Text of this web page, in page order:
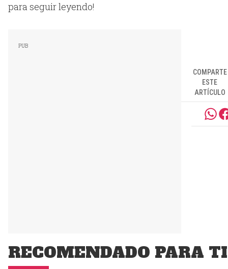
para seguir leyendo!
COMPARTE
ESTE
ARTÍCULO
RECOMENDADO PARA TI